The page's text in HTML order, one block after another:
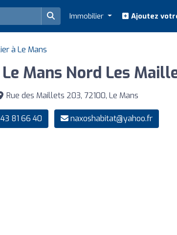
Immobilier Ajoutez
à Le Mans
Mans Nord Les
Rue des Maillets 203, 72100, Le Mans
81 66 40 naxoshabitat@yahoo.fr